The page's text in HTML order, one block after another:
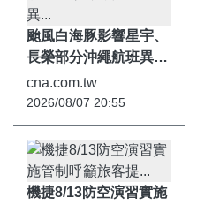
颱風白海豚影響星宇、
長榮部分沖繩航班異動|
生活 - cna.com.tw
cna.com.tw
2026/08/07 20:55
機捷8/13防空演習實施